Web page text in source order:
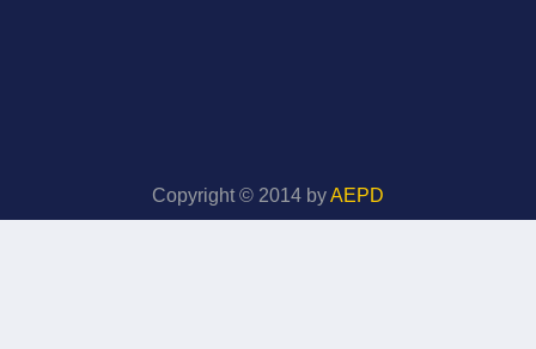
Copyright © 2014 byAEPD